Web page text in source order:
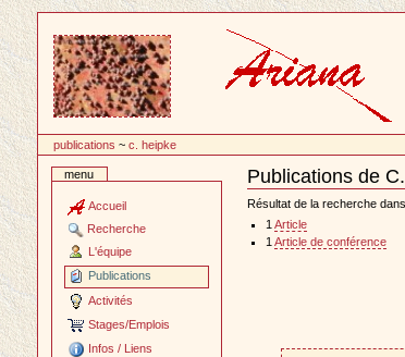
contenu
publications ~c. heipke
menu
Accueil
Recherche
L'équipe
Publications
Activités
Stages/Emplois
Infos / Liens
Publications de
Document
Actions
Résultat de la recherche
1 Article
1 Article de conférence